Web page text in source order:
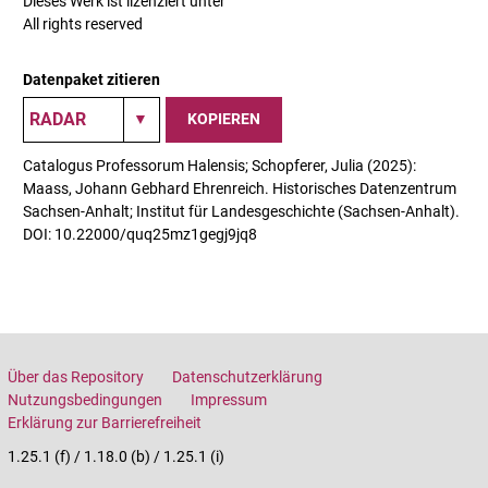
All rights reserved
Datenpaket zitieren
KOPIEREN
Catalogus Professorum Halensis; Schopferer, Julia (2025):
Maass, Johann Gebhard Ehrenreich. Historisches Datenzentrum
Sachsen-Anhalt; Institut für Landesgeschichte (Sachsen-Anhalt).
DOI: 10.22000/quq25mz1gegj9jq8
Über das Repository
Datenschutzerklärung
Nutzungsbedingungen
Impressum
Erklärung zur Barrierefreiheit
1.25.1 (f) / 1.18.0 (b) / 1.25.1 (i)